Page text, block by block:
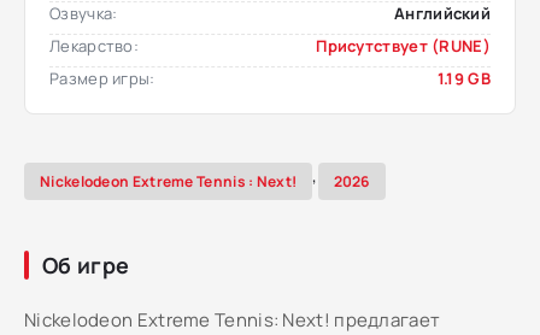
Озвучка:
Английский
Лекарство:
Присутствует (RUNE)
Размер игры:
1.19 GB
Nickelodeon Extreme Tennis : Next! , 2026
Об игре
Nickelodeon Extreme Tennis: Next! предлагает